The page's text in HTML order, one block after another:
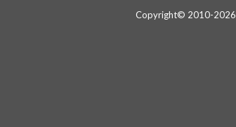
Copyright© 2010-2026